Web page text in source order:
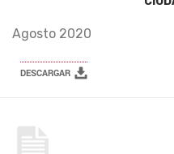
Agosto 2020